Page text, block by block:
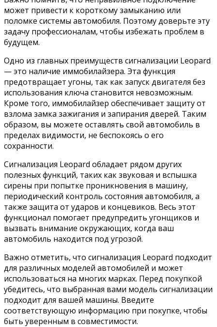
может привести к короткому замыканию или
поломке системы автомобиля. Поэтому доверьте эту
задачу профессионалам, чтобы избежать проблем в
будущем.
Одно из главных преимуществ сигнализации Leopard
— это наличие иммобилайзера. Эта функция
предотвращает угоны, так как запуск двигателя без
использования ключа становится невозможным.
Кроме того, иммобилайзер обеспечивает защиту от
взлома замка зажигания и запирания дверей. Таким
образом, вы можете оставлять свой автомобиль в
пределах видимости, не беспокоясь о его
сохранности.
Сигнализация Leopard обладает рядом других
полезных функций, таких как звуковая и вспышка
сирены при попытке проникновения в машину,
периодический контроль состояния автомобиля, а
также защита от ударов и концевиков. Весь этот
функционал помогает предупредить угонщиков и
вызвать внимание окружающих, когда ваш
автомобиль находится под угрозой.
Важно отметить, что сигнализация Leopard подходит
для различных моделей автомобилей и может
использоваться на многих марках. Перед покупкой
убедитесь, что выбранная вами модель сигнализации
подходит для вашей машины. Введите
соответствующую информацию при покупке, чтобы
быть уверенным в совместимости.